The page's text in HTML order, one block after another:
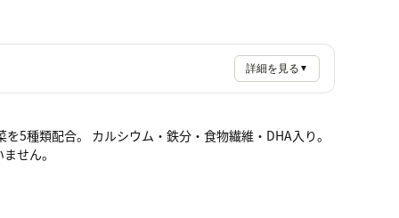
詳細を見る ▼
5種類配合。 カルシウム・鉄分・食物繊維・DHA入り。
せん。